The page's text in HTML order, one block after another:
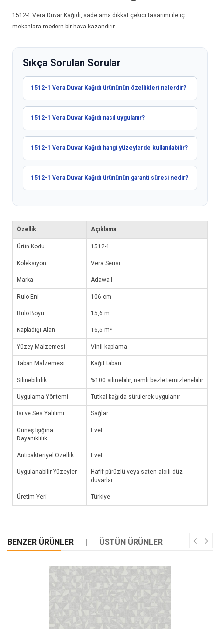
1512-1 Vera Duvar Kağıdı , sade ama dikkat çekici tasarımı ile iç
mekanlara modern bir hava kazandırır.
Sıkça Sorulan Sorular
1512-1 Vera Duvar Kağıdı ürününün özellikleri nelerdir?
1512-1 Vera Duvar Kağıdı nasıl uygulanır?
1512-1 Vera Duvar Kağıdı hangi yüzeylerde kullanılabilir?
1512-1 Vera Duvar Kağıdı ürününün garanti süresi nedir?
Özellik Açıklama
Ürün Kodu 1512-1
Koleksiyon Vera Serisi
Marka Adawall
Rulo Eni 106 cm
Rulo Boyu 15,6 m
Kapladığı Alan 16,5 m²
Yüzey Malzemesi Vinil kaplama
Taban Malzemesi Kağıt taban
Silinebilirlik %100 silinebilir, nemli bezle temizlenebilir
Uygulama Yöntemi Tutkal kağıda sürülerek uygulanır
Isı ve Ses Yalıtımı Sağlar
Güneş Işığına
Dayanıklılık
Evet
Antibakteriyel Özellik Evet
Uygulanabilir Yüzeyler
Hafif pürüzlü veya saten alçılı düz
duvarlar
Üretim Yeri Türkiye
BENZER ÜRÜNLER ÜSTÜN ÜRÜNLER